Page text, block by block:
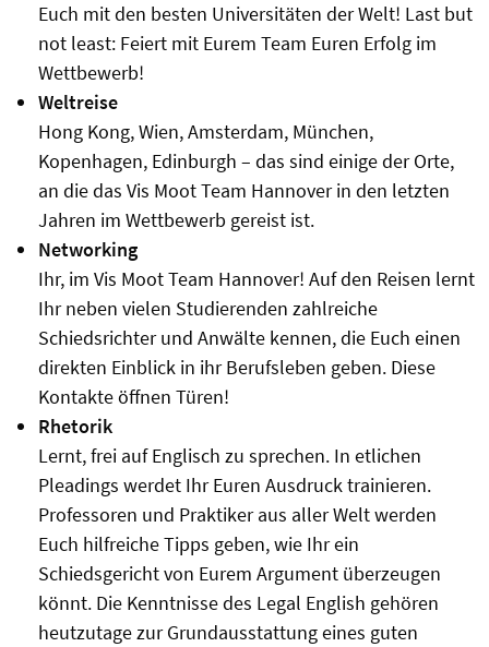
Euch mit den besten Universitäten der Welt! Last but
not least: Feiert mit Eurem Team Euren Erfolg im
Wettbewerb!
Weltreise
Hong Kong, Wien, Amsterdam, München,
Kopenhagen, Edinburgh – das sind einige der Orte,
an die das Vis Moot Team Hannover in den letzten
Jahren im Wettbewerb gereist ist.
Networking
Ihr, im Vis Moot Team Hannover! Auf den Reisen lernt
Ihr neben vielen Studierenden zahlreiche
Schiedsrichter und Anwälte kennen, die Euch einen
direkten Einblick in ihr Berufsleben geben. Diese
Kontakte öffnen Türen!
Rhetorik
Lernt, frei auf Englisch zu sprechen. In etlichen
Pleadings werdet Ihr Euren Ausdruck trainieren.
Professoren und Praktiker aus aller Welt werden
Euch hilfreiche Tipps geben, wie Ihr ein
Schiedsgericht von Eurem Argument überzeugen
könnt. Die Kenntnisse des Legal English gehören
heutzutage zur Grundausstattung eines guten